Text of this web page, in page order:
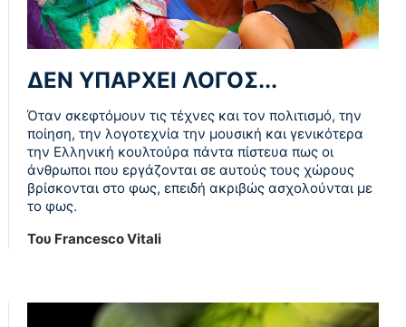
ΔΕΝ ΥΠΑΡΧΕΙ ΛΟΓΟΣ...
Όταν σκεφτόμουν τις τέχνες και τον πολιτισμό, την
ποίηση, την λογοτεχνία την μουσική και γενικότερα
την Ελληνική κουλτούρα πάντα πίστευα πως οι
άνθρωποι που εργάζονται σε αυτούς τους χώρους
βρίσκονται στο φως, επειδή ακριβώς ασχολούνται με
το φως.
Του Francesco Vitali